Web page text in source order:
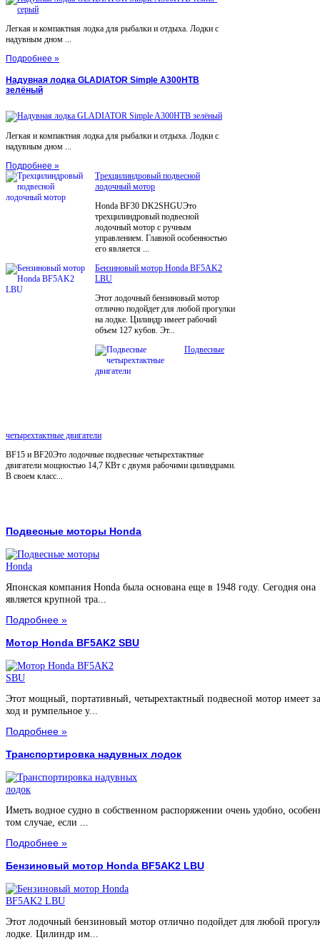
Легкая и компактная лодка для рыбалки и отдыха. Лодки с
надувным дном ...
Подробнее »
Надувная лодка GLADIATOR Simple A300НТВ
зелёный
Легкая и компактная лодка для рыбалки и отдыха. Лодки с
надувным дном ...
Подробнее »
Трехцилиндровый подвесной
лодочный мотор
Honda BF30 DK2SHGUЭто
трехцилиндровый подвесной
лодочный мотор с ручным
управлением. Главной особенностью
его является ...
Бензиновый мотор Honda BF5AK2
LBU
Этот лодочный бензиновый мотор
отлично подойдет для любой прогулки
на лодке. Цилиндр имеет рабочий
объем 127 кубов. Эт...
Подвесные
четырехтактные двигатели
BF15 и BF20Это лодочные подвесные четырехтактные
двигатели мощностью 14,7 КВт с двумя рабочими цилиндрами.
В своем класс...
Подвесные моторы Honda
Японская компания Honda была основана еще в 1948 году. Сегодня она
является крупной тра...
Подробнее »
Мотор Honda BF5AK2 SBU
Этот мощный, портативный, четырехтактный подвесной мотор имеет
ход и румпельное у...
Подробнее »
Транспортировка надувных лодок
Иметь водное судно в собственном распоряжении очень удобно,
том случае, если ...
Подробнее »
Бензиновый мотор Honda BF5AK2 LBU
Этот лодочный бензиновый мотор отлично подойдет для любой
лодке. Цилиндр им...